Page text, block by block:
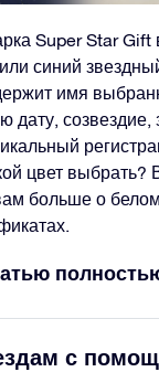
Super Star
синий
имя
дату, созвездие,
цвет выбрать?
больше о
с